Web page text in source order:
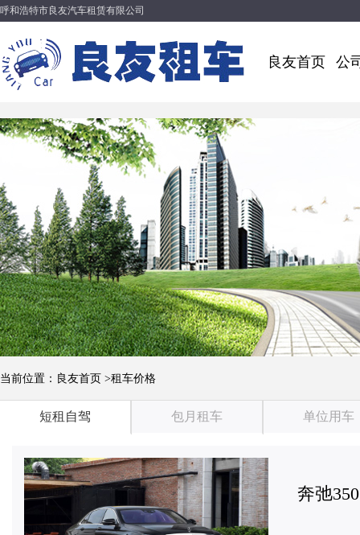
呼和浩特市良友汽车租赁有限公司
良友首页 公
当前位置：良友首页 >租车价格
短租自驾 包月租车 单位用车
奔弛350